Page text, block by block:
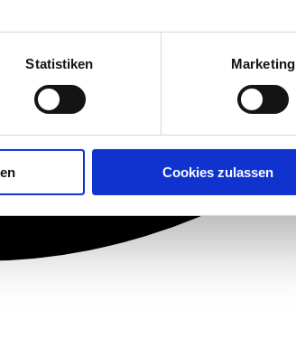
Statistiken Marketing
Cookies zulassen